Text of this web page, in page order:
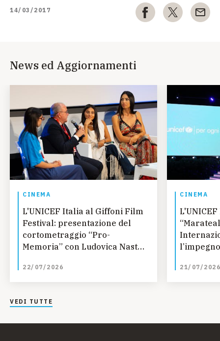
14/03/2017
News ed Aggiornamenti
CINEMA
L'UNICEF Italia al Giffoni Film
Festival: presentazione del
cortometraggio “Pro-
Memoria” con Ludovica Nasti
22/07/2026
CINEMA
21/07/2026
VEDI TUTTE